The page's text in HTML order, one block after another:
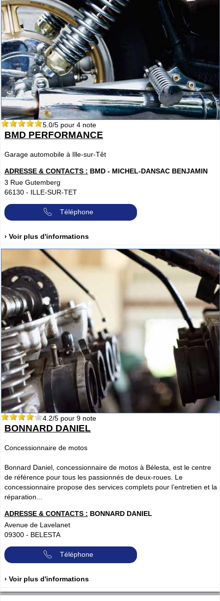
5.0/5 pour 4 note
BMD PERFORMANCE
Garage automobile à Ille-sur-Têt
ADRESSE & CONTACTS : BMD - MICHEL-DANSAC BENJAMIN
3 Rue Gutemberg
66130 - ILLE-SUR-TET
Téléphone
› Voir plus d'informations
4.2/5 pour 9 note
BONNARD DANIEL
Concessionnaire de motos
Bonnard Daniel, concessionnaire de motos à Bélesta, est le centre
de référence pour tous les passionnés de deux-roues. Le
concessionnaire propose des services complets pour l’entretien et la
réparation...
ADRESSE & CONTACTS : BONNARD DANIEL
Avenue de Lavelanet
09300 - BELESTA
Téléphone
› Voir plus d'informations